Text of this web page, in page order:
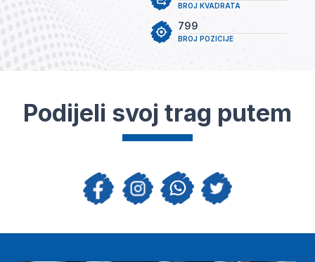
BROJ KVADRATA
BROJ POZICIJE
799
Podijeli svoj trag putem